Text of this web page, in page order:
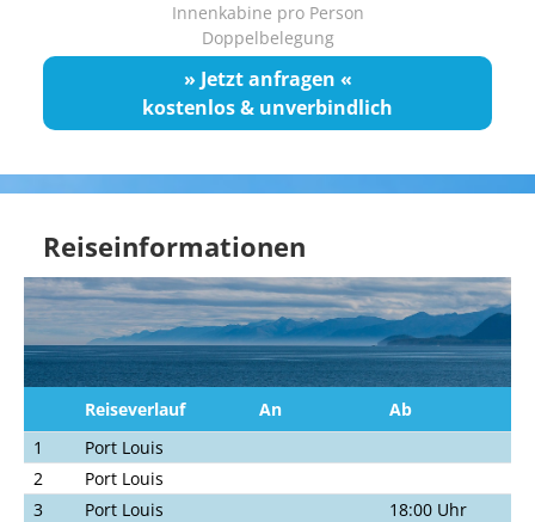
Innenkabine pro Person
Doppelbelegung
» Jetzt anfragen «
kostenlos & unverbindlich
Reiseinformationen
Reiseverlauf An
Ab
1
Port Louis
2
Port Louis
3
Port Louis
18:00 Uhr